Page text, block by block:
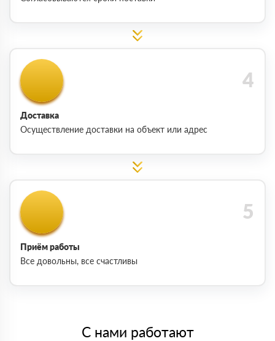
Доставка
Осуществление доставки на объект или адрес
Приём работы
Все довольны, все счастливы
С нами работают